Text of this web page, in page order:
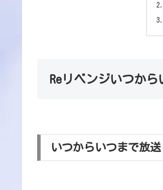
Reリベンジいつか
いつからいつまで放送